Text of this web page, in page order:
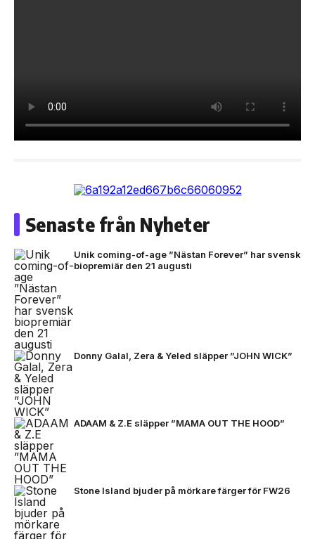
Senaste från Nyheter
Unik coming-of-age ”Nästan Forever” har svensk
biopremiär den 21 augusti
Donny Galal, Zera & Yeled släpper ”JOHN WICK”
ADAAM & Z.E släpper ”MAMA OUT THE HOOD”
Stone Island bjuder på mörkare färger för FW26